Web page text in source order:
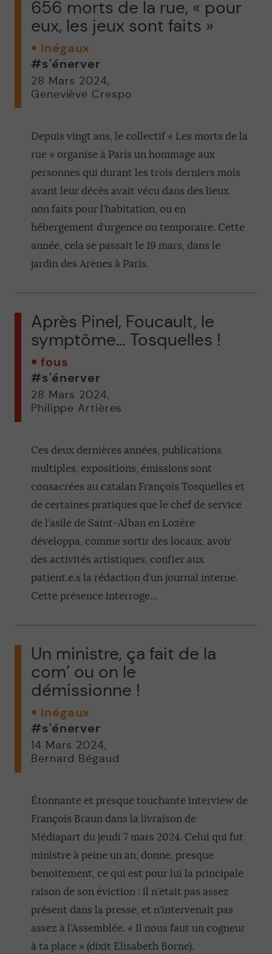
656 morts de la rue, « pour
eux, les jeux sont faits »
inégaux
#s'énerver
28 Mars 2024,
Geneviève Crespo
Depuis vingt ans, le collectif « Les morts de la
rue » organise à Paris un hommage aux
personnes qui durant les trois derniers mois
avant leur décès avait vécu dans des lieux
non faits pour l’habitation, ou en
hébergement d’urgence ou temporaire. Cette
année, cela se passait le 19 mars, dans le
jardin des Arènes à Paris.
Après Pinel, Foucault, le
symptôme… Tosquelles !
fous
#s'énerver
28 Mars 2024,
Philippe Artières
Ces deux dernières années, publications
multiples, expositions, émissions sont
consacrées au catalan François Tosquelles et
de certaines pratiques que le chef de service
de l’asile de Saint-Alban en Lozère
développa, comme sortir des locaux, avoir
des activités artistiques, confier aux
patient.e.s la rédaction d’un journal interne.
Cette présence interroge...
Un ministre, ça fait de la
com’ ou on le
démissionne !
inégaux
#s'énerver
14 Mars 2024,
Bernard Bégaud
Étonnante et presque touchante interview de
François Braun dans la livraison de
Médiapart du jeudi 7 mars 2024. Celui qui fut
ministre à peine un an, donne, presque
benoitement, ce qui est pour lui la principale
raison de son éviction : il n’était pas assez
présent dans la presse, et n’intervenait pas
assez à l’Assemblée. « Il nous faut un cogneur
à ta place » (dixit Elisabeth Borne).